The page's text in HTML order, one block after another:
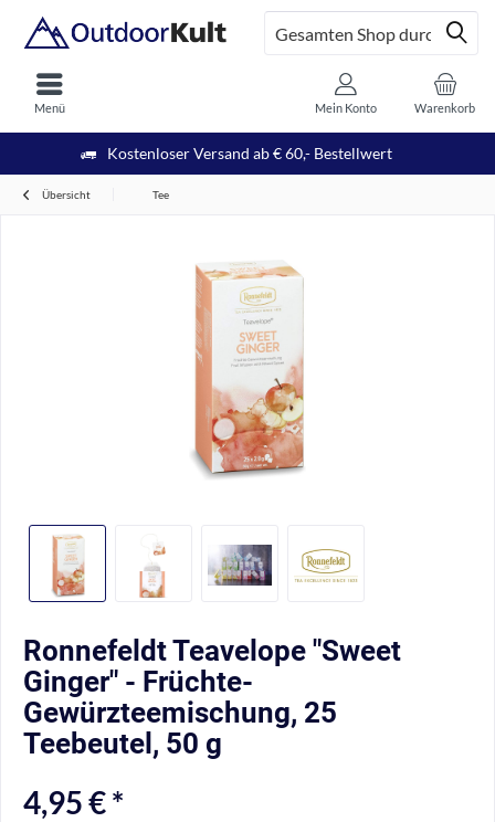
Kostenloser Versand ab € 60,- Bestellwert
Menü Warenkorb
Mein Konto
Übersicht Tee
Ronnefeldt Teavelope "Sweet
Ginger" - Früchte-
Gewürzteemischung, 25
Teebeutel, 50 g
4,95 € *